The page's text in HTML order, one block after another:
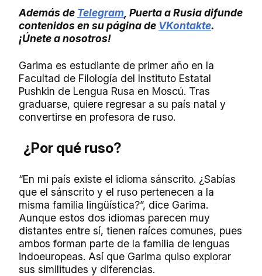
Además de Telegram , Puerta a Rusia difunde
contenidos en su página de VKontakte.
¡Únete a nosotros!
Garima es estudiante de primer año en la
Facultad de Filología del Instituto Estatal
Pushkin de Lengua Rusa en Moscú. Tras
graduarse, quiere regresar a su país natal y
convertirse en profesora de ruso.
¿Por qué ruso?
“En mi país existe el idioma sánscrito. ¿Sabías
que el sánscrito y el ruso pertenecen a la
misma familia lingüística?”, dice Garima.
Aunque estos dos idiomas parecen muy
distantes entre sí, tienen raíces comunes, pues
ambos forman parte de la familia de lenguas
indoeuropeas. Así que Garima quiso explorar
sus similitudes y diferencias.